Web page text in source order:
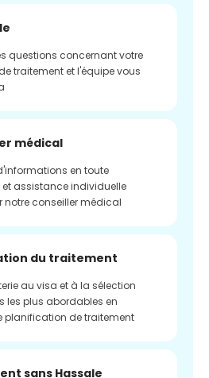
questions concernant votre
traitement et l'équipe vous
médical
en toute
assistance individuelle
notre conseiller médical
du traitement
au visa et à la sélection
les plus abordables en
planification de traitement
sans Hassale